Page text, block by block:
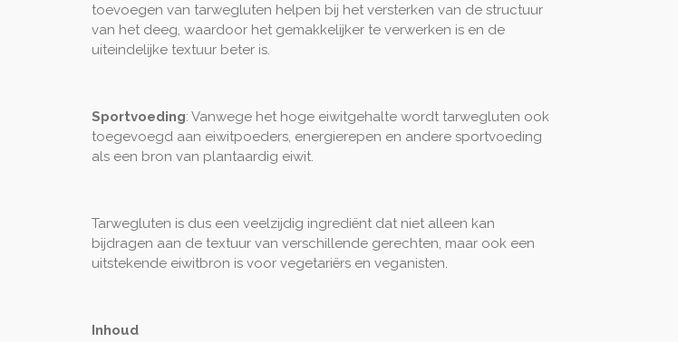
toevoegen van tarwegluten helpen bij het versterken van de structuur
van het deeg, waardoor het gemakkelijker te verwerken is en de
uiteindelijke textuur beter is.
Sportvoeding: Vanwege het hoge eiwitgehalte wordt tarwegluten ook
toegevoegd aan eiwitpoeders, energierepen en andere sportvoeding
als een bron van plantaardig eiwit.
Tarwegluten is dus een veelzijdig ingrediënt dat niet alleen kan
bijdragen aan de textuur van verschillende gerechten, maar ook een
uitstekende eiwitbron is voor vegetariërs en veganisten.
Inhoud